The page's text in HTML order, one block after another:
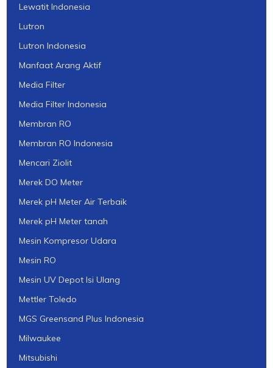
Lewatit Indonesia
Lutron
Lutron Indonesia
Manfaat Arang Aktif
Media Filter
Media Filter Indonesia
Membran RO
Membran RO Indonesia
Mencari Ziolit
Merek DO Meter
Merek pH Meter Air Terbaik
Merek pH Meter tanah
Mesin Kompresor Udara
Mesin RO
Mesin UV Depot Isi Ulang
Mettler Toledo
MGS Greensand Plus Indonesia
Milwaukee
Mitsubishi